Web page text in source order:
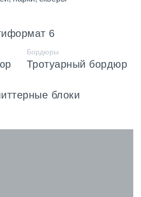
6
Бордюры
Тротуарный бордюр
блоки